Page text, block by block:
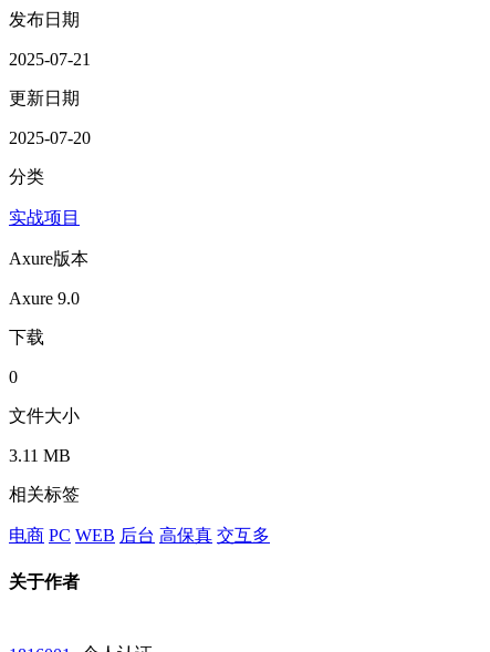
发布日期
2025-07-21
更新日期
2025-07-20
分类
实战项目
Axure版本
Axure 9.0
下载
0
文件大小
3.11 MB
相关标签
电商 PC WEB 后台 高保真 交互多
关于作者